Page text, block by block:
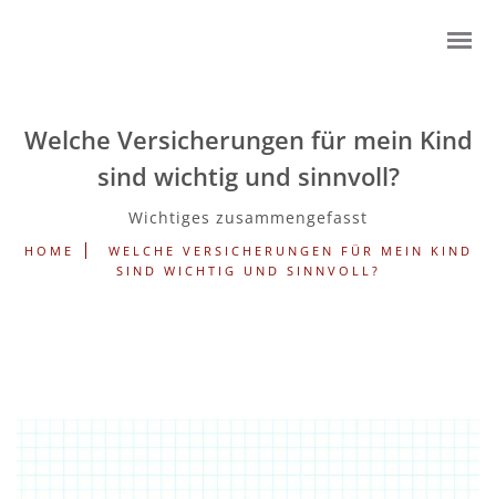
Welche Versicherungen für mein Kind
sind wichtig und sinnvoll?
Wichtiges zusammengefasst
HOME
WELCHE VERSICHERUNGEN FÜR MEIN KIND
SIND WICHTIG UND SINNVOLL?